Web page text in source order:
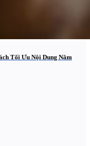
Tối Ưu Nội Dung Năm